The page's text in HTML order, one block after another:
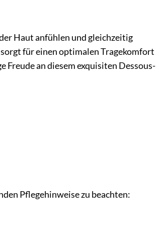
Haut anfühlen und gleichzeitig
für einen optimalen Tragekomfort
an diesem exquisiten Dessous-
Pflegehinweise zu beachten: